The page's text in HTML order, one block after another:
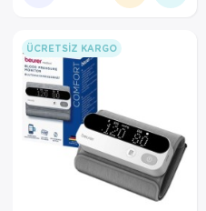
ÜCRETSIZ KARGO